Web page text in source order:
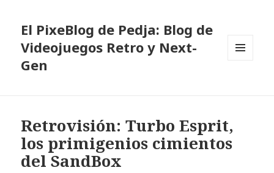
El PixeBlog de Pedja: Blog de
Videojuegos Retro y Next-
Gen
Retrovisión: Turbo Esprit,
los primigenios cimientos
del SandBox